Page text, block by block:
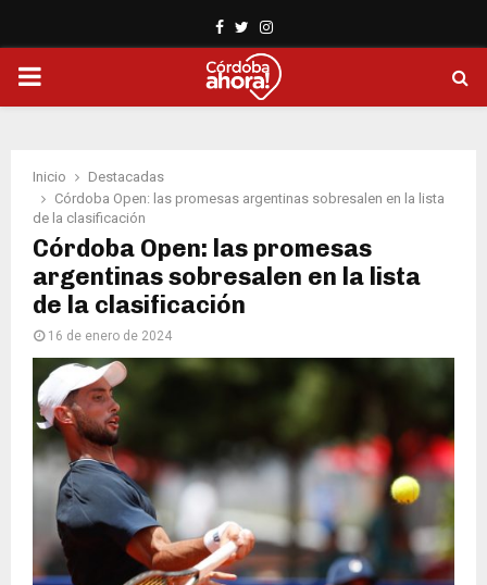
Facebook
TwitterInstagram
PRIMARY
Inicio
Destacadas
Córdoba Open: las promesas argentinas sobresalen en la lista
de la clasificación
Córdoba Open: las promesas
argentinas sobresalen en la lista
de la clasificación
16 de enero de 2024